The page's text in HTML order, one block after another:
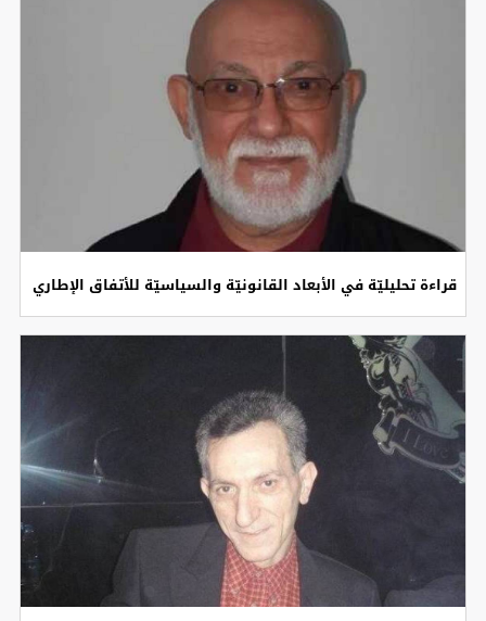
قراءة تحليليّة في الأبعاد القانونيّة والسياسيّة للأتفاق الإطاري